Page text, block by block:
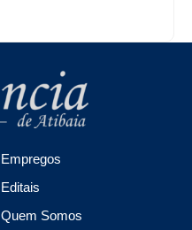
Empregos
Editais
Quem Somos